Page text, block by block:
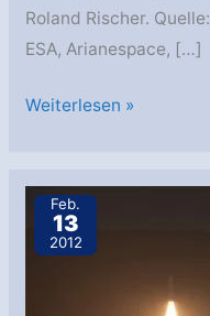
Roland Rischer. Quelle:
ESA, Arianespace, […]
Zweiter
erfolgreich
Weiterlesen »
Feb.
13
2012